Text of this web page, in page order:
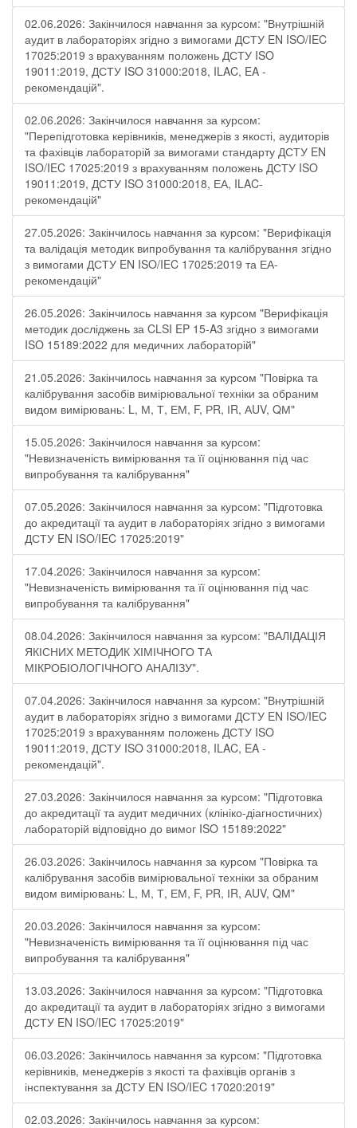
02.06.2026: Закінчилося навчання за курсом: "Внутрішній
аудит в лабораторіях згідно з вимогами ДСТУ EN ISO/IEC
17025:2019 з врахуванням положень ДСТУ ISO
19011:2019, ДСТУ ISO 31000:2018, ILAC, EA -
рекомендацій".
02.06.2026: Закінчилося навчання за курсом:
"Перепідготовка керівників, менеджерів з якості, аудиторів
та фахівців лабораторій за вимогами стандарту ДСТУ EN
ISO/IEC 17025:2019 з врахуванням положень ДСТУ ISO
19011:2019, ДСТУ ISO 31000:2018, ЕА, ILAC-
рекомендацій"
27.05.2026: Закінчилось навчання за курсом: "Верифікація
та валідація методик випробування та калібрування згідно
з вимогами ДСТУ EN ISO/IEC 17025:2019 та ЕА-
рекомендацій"
26.05.2026: Закінчилось навчання за курсом "Верифікація
методик досліджень за CLSI EP 15-A3 згідно з вимогами
ISO 15189:2022 для медичних лабораторій"
21.05.2026: Закінчилось навчання за курсом "Повірка та
калібрування засобів вимірювальної техніки за обраним
видом вимірювань: L, М, Т, ЕМ, F, РR, ІR, АUV, QМ"
15.05.2026: Закінчилося навчання за курсом:
"Невизначеність вимірювання та її оцінювання під час
випробування та калібрування"
07.05.2026: Закінчилося навчання за курсом: "Підготовка
до акредитації та аудит в лабораторіях згідно з вимогами
ДСТУ EN ISO/IEC 17025:2019"
17.04.2026: Закінчилося навчання за курсом:
"Невизначеність вимірювання та її оцінювання під час
випробування та калібрування"
08.04.2026: Закінчилося навчання за курсом: "ВАЛІДАЦІЯ
ЯКІСНИХ МЕТОДИК ХІМІЧНОГО ТА
МІКРОБІОЛОГІЧНОГО АНАЛІЗУ".
07.04.2026: Закінчилося навчання за курсом: "Внутрішній
аудит в лабораторіях згідно з вимогами ДСТУ EN ISO/IEC
17025:2019 з врахуванням положень ДСТУ ISO
19011:2019, ДСТУ ISO 31000:2018, ILAC, EA -
рекомендацій".
27.03.2026: Закінчилося навчання за курсом: "Підготовка
до акредитації та аудит медичних (клініко-діагностичних)
лабораторій відповідно до вимог ISO 15189:2022"
26.03.2026: Закінчилось навчання за курсом "Повірка та
калібрування засобів вимірювальної техніки за обраним
видом вимірювань: L, М, Т, ЕМ, F, РR, ІR, АUV, QМ"
20.03.2026: Закінчилося навчання за курсом:
"Невизначеність вимірювання та її оцінювання під час
випробування та калібрування"
13.03.2026: Закінчилося навчання за курсом: "Підготовка
до акредитації та аудит в лабораторіях згідно з вимогами
ДСТУ EN ISO/IEC 17025:2019"
06.03.2026: Закінчилось навчання за курсом: "Підготовка
керівників, менеджерів з якості та фахівців органів з
інспектування за ДСТУ EN ISO/IEC 17020:2019"
02.03.2026: Закінчилось навчання за курсом: